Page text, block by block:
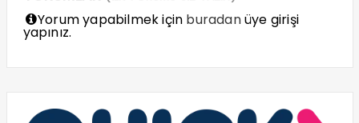
Yorum yapabilmek için buradanüye girişi
yapınız.